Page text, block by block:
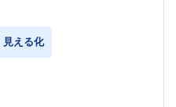
見える化